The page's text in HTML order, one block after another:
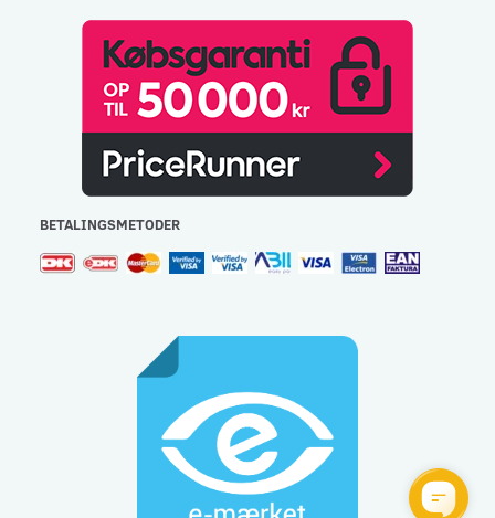
BETALINGSMETODER